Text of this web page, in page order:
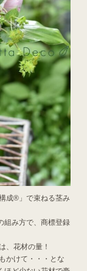
成®」で束ねる茎み
組み方で、商標登録
、花材の量！
かけて・・・とな